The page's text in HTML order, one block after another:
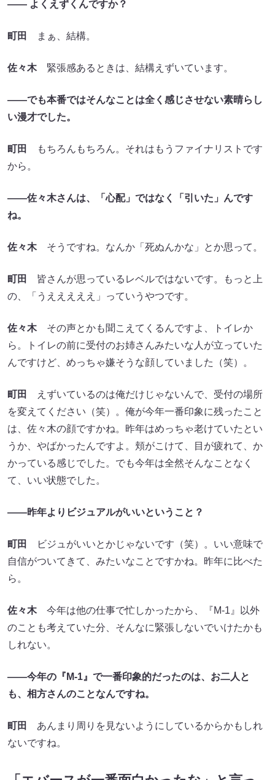
―― よくえずくんですか？
町田 まぁ、結構。
佐々木緊張感あるときは、結構えずいています。
――でも本番ではそんなことは全く感じさせない素晴らし
い漫才でした。
町田
もちろんもちろん。それはもうファイナリストです
から。
――佐々木さんは、「心配」ではなく「引いた」んです
ね。
佐々木そうですね。なんか「死ぬんかな」とか思って。
町田
皆さんが思っているレベルではないです。もっと上
の、「うえええええ」っていうやつです。
佐々木その声とかも聞こえてくるんですよ、トイレか
ら。トイレの前に受付のお姉さんみたいな人が立っていた
んですけど、めっちゃ嫌そうな顔していました（笑）。
町田
えずいているのは俺だけじゃないんで、受付の場所
を変えてください（笑）。俺が今年一番印象に残ったこと
は、佐々木の顔ですかね。昨年はめっちゃ老けていたとい
うか、やばかったんですよ。頬がこけて、目が疲れて、か
かっている感じでした。でも今年は全然そんなことなく
て、いい状態でした。
――昨年よりビジュアルがいいということ？
町田
ビジュがいいとかじゃないです（笑）。いい意味で
自信がついてきて、みたいなことですかね。昨年に比べた
ら。
佐々木今年は他の仕事で忙しかったから、『M-1』以外
のことも考えていた分、そんなに緊張しないでいけたかも
しれない。
――今年の『M-1』で一番印象的だったのは、お二人と
も、相方さんのことなんですね。
町田
あんまり周りを見ないようにしているからかもしれ
ないですね。